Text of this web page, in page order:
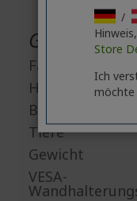
Gehäuse
Farbe
Höhe
Breite
Tiefe
Gewicht
VESA-
/
Store
Ich
möchte